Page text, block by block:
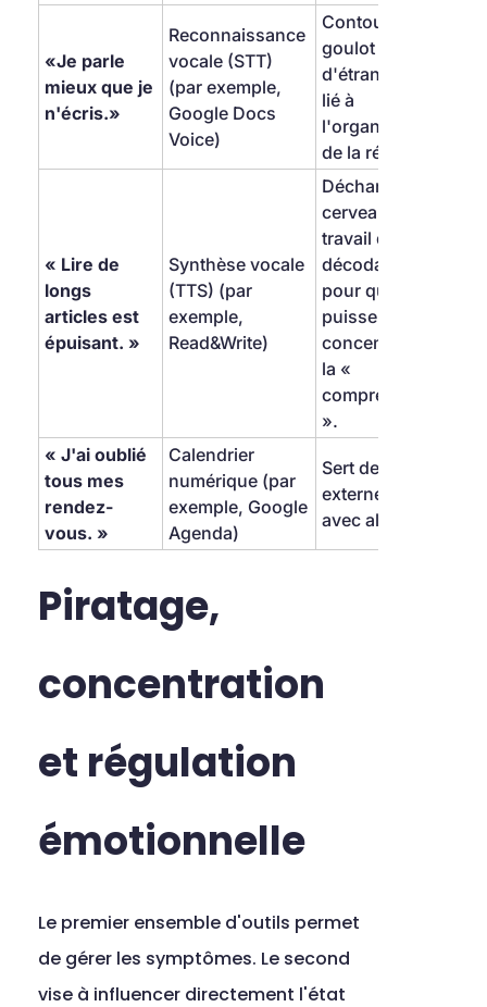
«Je parle
mieux que je
n'écris.»
Reconnaissance
vocale (STT)
(par exemple,
Google Docs
Voice)
Contourne le
goulot
d'étranglement
lié à
l'organisation
de la rédaction.
« Lire de
longs
articles est
épuisant. »
Synthèse vocale
(TTS) (par
exemple,
Read&Write)
Décharge le
cerveau du
travail de «
décodage »
pour qu'il
puisse se
concentrer sur
la «
compréhension
».
« J'ai oublié
tous mes
rendez-
vous. »
Calendrier
numérique (par
exemple, Google
Agenda)
Sert de mémoire
externe et fiable
avec alarmes.
Piratage,
concentration
et régulation
émotionnelle
Le premier ensemble d'outils permet
de gérer les symptômes. Le second
vise à influencer directement l'état